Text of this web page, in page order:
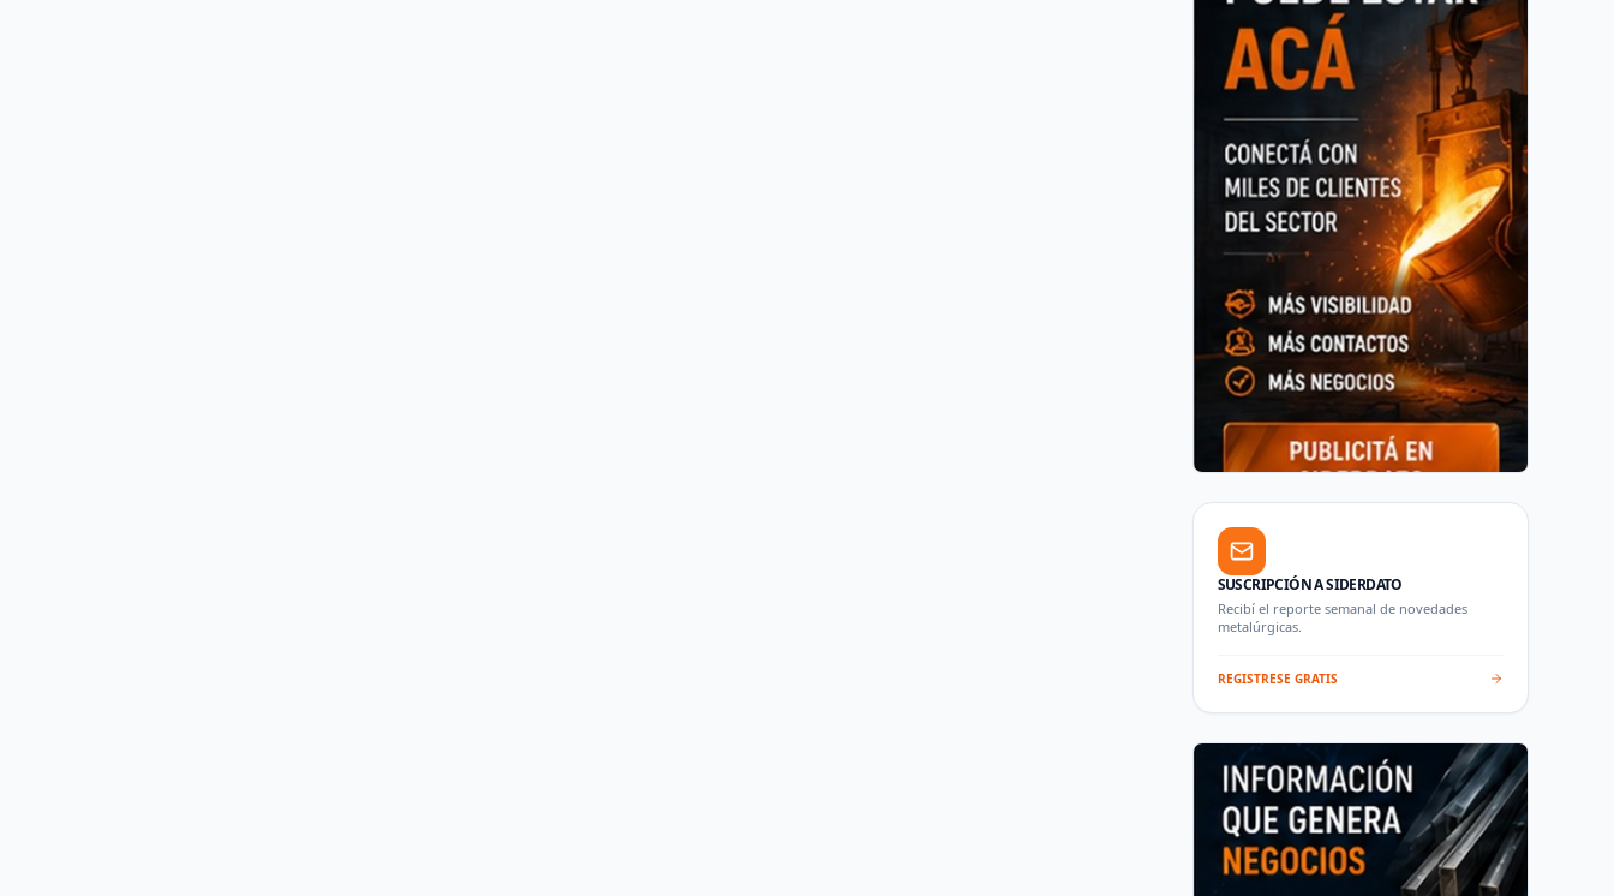
SUSCRIPCIÓN A SIDERDATO
Recibí el reporte semanal de novedades
metalúrgicas.
REGISTRESE GRATIS